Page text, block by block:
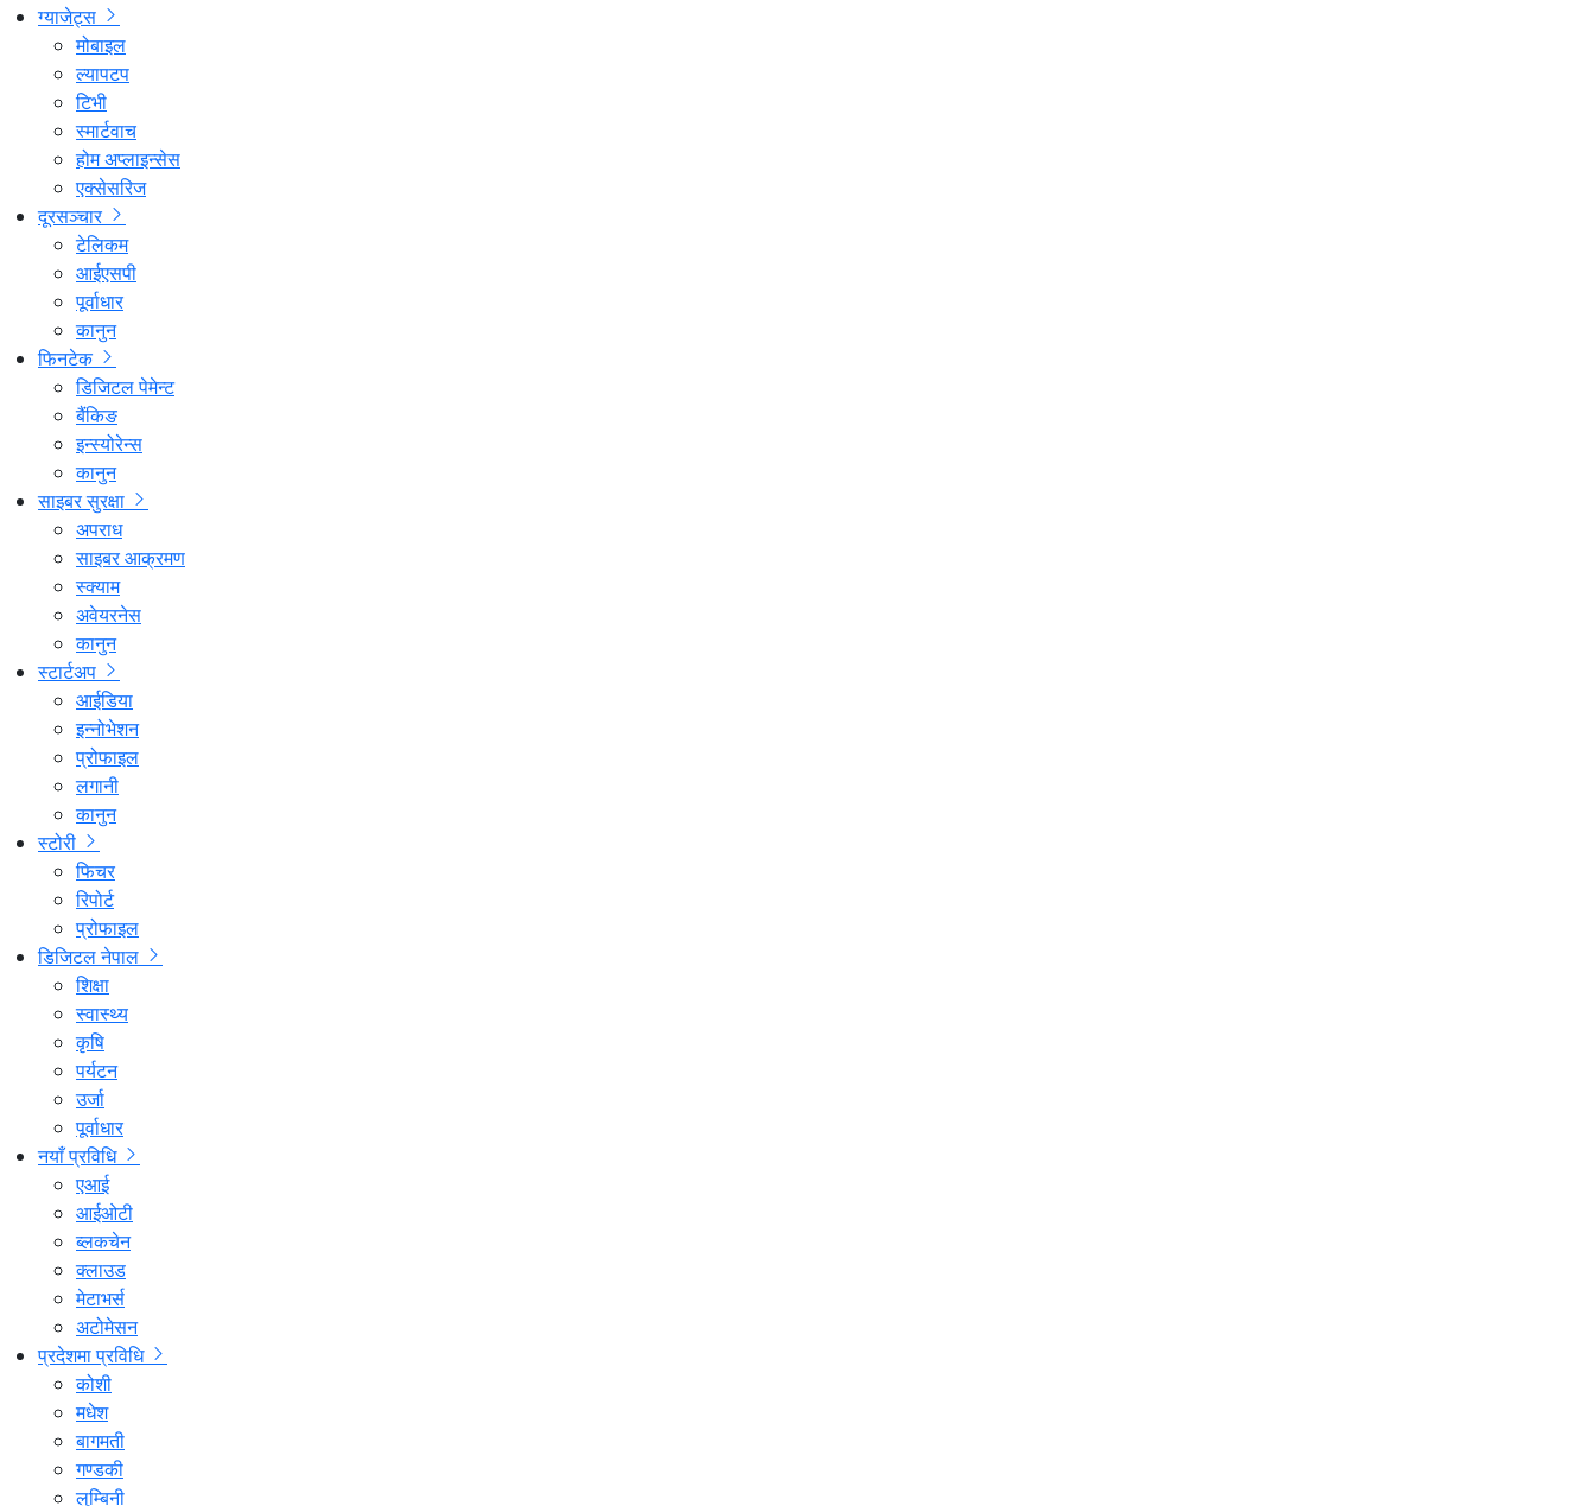
ग्याजेट्स
मोबाइल
ल्यापटप
टिभी
स्मार्टवाच
होम अप्लाइन्सेस
एक्सेसरिज
दूरसञ्चार
टेलिकम
आईएसपी
पूर्वाधार
कानुन
फिनटेक
डिजिटल पेमेन्ट
बैंकिङ
इन्स्योरेन्स
कानुन
साइबर सुरक्षा
अपराध
साइबर आक्रमण
स्क्याम
अवेयरनेस
कानुन
स्टार्टअप
आईडिया
इन्नोभेशन
प्रोफाइल
लगानी
कानुन
स्टोरी
फिचर
रिपोर्ट
प्रोफाइल
डिजिटल नेपाल
शिक्षा
स्वास्थ्य
कृषि
पर्यटन
उर्जा
पूर्वाधार
नयाँ प्रविधि
एआई
आईओटी
ब्लकचेन
क्लाउड
मेटाभर्स
अटोमेसन
प्रदेशमा प्रविधि
कोशी
मधेश
बागमती
गण्डकी
लुम्बिनी